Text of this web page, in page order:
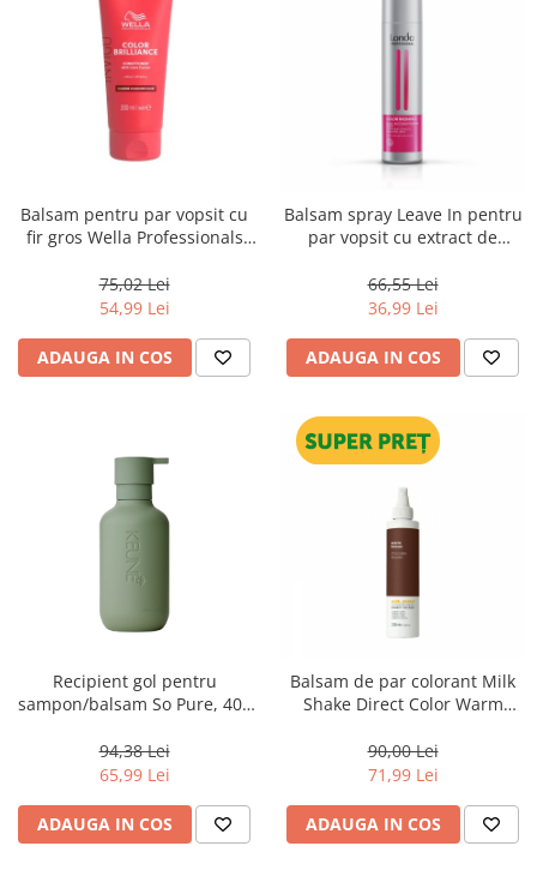
Balsam pentru par vopsit cu
fir gros Wella Professionals
75,02 Lei
54,99 Lei
ADAUGA IN COS
Balsam spray Leave In pentru
par vopsit cu extract de
Professional Care Color
Radiance, 250 ml
66,55 Lei
36,99 Lei
ADAUGA IN COS
Recipient gol pentru
sampon/balsam So Pure, 400
94,38 Lei
65,99 Lei
ADAUGA IN COS
Balsam de par colorant Milk
Shake Direct Color Warm
90,00 Lei
71,99 Lei
ADAUGA IN COS